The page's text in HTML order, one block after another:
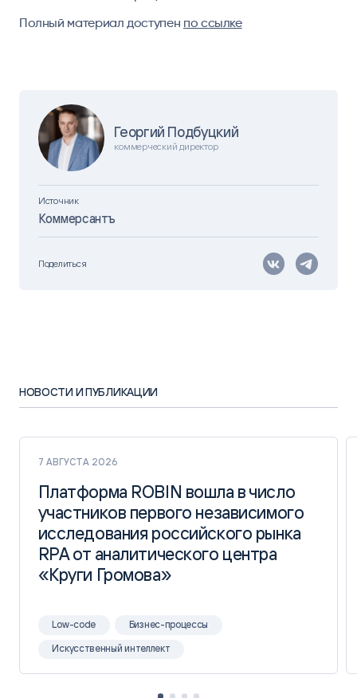
Георгий Подбуцкий
коммерческий директор
Источник
Коммерсантъ
Поделиться
Полный материал доступен по ссылке
НОВОСТИ И ПУБЛИКАЦИИ
7 АВГУСТА 2026
Платформа ROBIN вошла в число
участников первого независимого
исследования российского рынка
RPA от аналитического центра
«Круги Громова»
Платформа ROBIN вошла в число
участников первого независимого
исследования российского рынка
RPA от аналитического центра
«Круги Громова»
Low-code Бизнес-процессы
Искусственный интеллект